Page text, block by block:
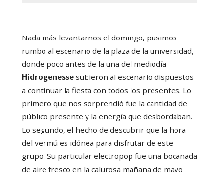
Nada más levantarnos el domingo, pusimos
rumbo al escenario de la plaza de la universidad,
donde poco antes de la una del mediodía
Hidrogenessesubieron al escenario dispuestos
a continuar la fiesta con todos los presentes. Lo
primero que nos sorprendió fue la cantidad de
público presente y la energía que desbordaban.
Lo segundo, el hecho de descubrir que la hora
del vermú es idónea para disfrutar de este
grupo. Su particular electropop fue una bocanada
de aire fresco en la calurosa mañana de mayo